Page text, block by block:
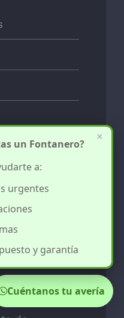
×
un Fontanero?
a:
urgentes
y garantía
Cuéntanos tu avería